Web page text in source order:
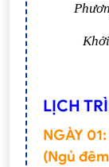
LỊCH
NGÀY
(Ngủ